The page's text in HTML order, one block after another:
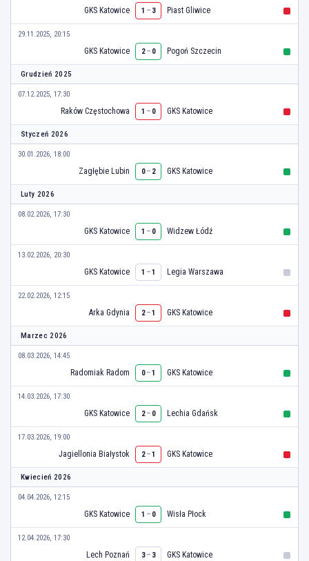
GKS Katowice 1 – 3 Piast Gliwice
29.11.2025, 20:15
GKS Katowice 2– 0 Pogoń Szczecin
Grudzień 2025
07.12.2025, 17:30
Raków Częstochowa 1 – 0 GKS Katowice
Styczeń 2026
30.01.2026, 18:00
Zagłębie Lubin 0– 2 GKS Katowice
Luty 2026
08.02.2026, 17:30
GKS Katowice 1 – 0 Widzew Łódź
13.02.2026, 20:30
GKS Katowice 1 –1 Legia Warszawa
22.02.2026, 12:15
Arka Gdynia 2–1 GKS Katowice
Marzec 2026
08.03.2026, 14:45
Radomiak Radom 0–1 GKS Katowice
14.03.2026, 17:30
GKS Katowice 2– 0 Lechia Gdańsk
17.03.2026, 19:00
Jagiellonia Białystok 2–1 GKS Katowice
Kwiecień 2026
04.04.2026, 12:15
GKS Katowice 1 – 0 Wisła Płock
12.04.2026, 17:30
Lech Poznań 3– 3 GKS Katowice